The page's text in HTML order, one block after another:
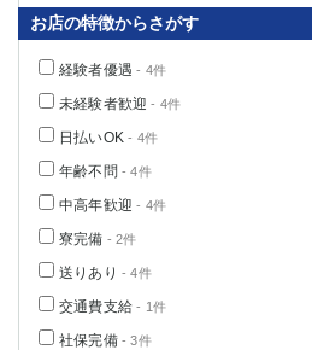
お店の特徴からさがす
経験者優遇 - 4件
未経験者歓迎 - 4件
日払いOK - 4件
年齢不問 - 4件
中高年歓迎 - 4件
寮完備 - 2件
送りあり - 4件
交通費支給 - 1件
社保完備- 3件